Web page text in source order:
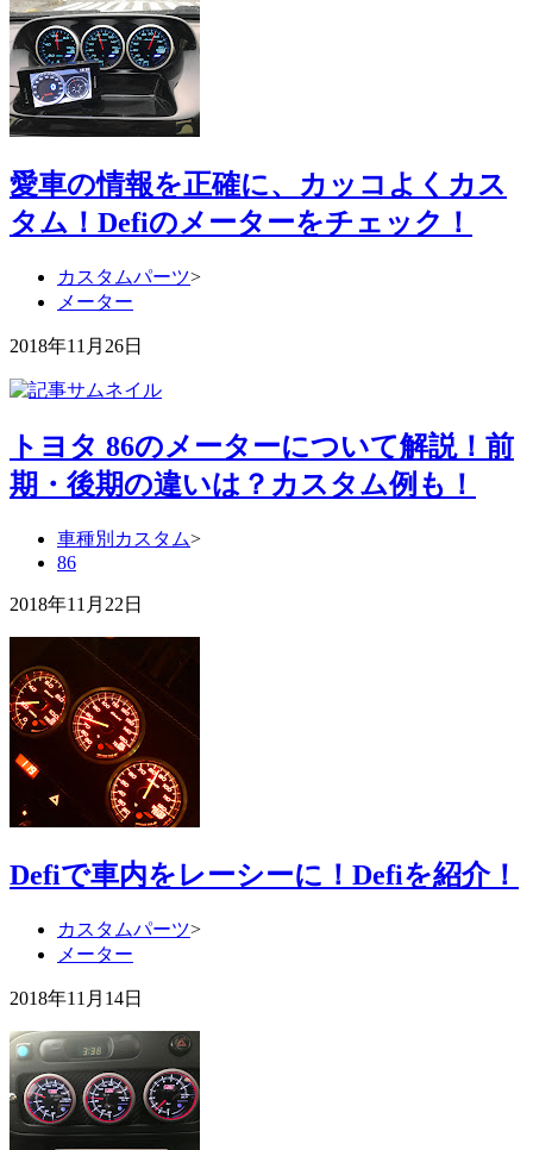
愛車の情報を正確に、カッコよくカス
タム！Defiのメーターをチェック！
カスタムパーツ>
メーター
2018年11月26日
トヨタ 86のメーターについて解説！前
期・後期の違いは？カスタム例も！
車種別カスタム>
86
2018年11月22日
Defiで車内をレーシーに！Defiを紹介！
カスタムパーツ>
メーター
2018年11月14日